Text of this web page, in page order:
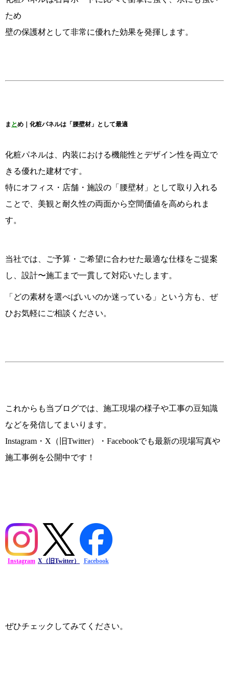
ため
壁の保護材として非常に優れた効果を発揮します。
ま とめ｜化粧パネルは「腰壁材」として最適
化粧パネルは、内装における機能性とデザイン性を両立で
きる優れた建材です。
特にオフィス・店舗・施設の「腰壁材」として取り入れる
ことで、美観と耐久性の両面から空間価値を高められま
す。
当社では、ご予算・ご希望に合わせた最適な仕様をご提案
し、設計〜施工まで一貫して対応いたします。
「どの素材を選べばいいのか迷っている」という方も、ぜ
ひお気軽にご相談ください。
これからも当ブログでは、施工現場の様子や工事の豆知識
などを発信してまいります。
Instagram・X（旧Twitter）・Facebookでも最新の現場写真や
施工事例を公開中です！
Instagram X（旧Twitter） Facebook
ぜひチェックしてみてください。